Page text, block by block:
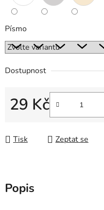
Písmo
Dostupnost
29 Kč
Měrná cena:
Tisk Zeptat se
Popis